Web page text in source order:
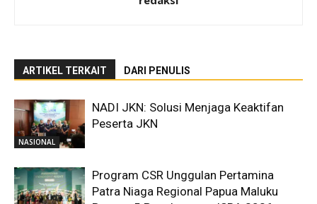
ARTIKEL TERKAIT DARI PENULIS
NASIONAL
NADI JKN: Solusi Menjaga Keaktifan
Peserta JKN
Program CSR Unggulan Pertamina
Patra Niaga Regional Papua Maluku